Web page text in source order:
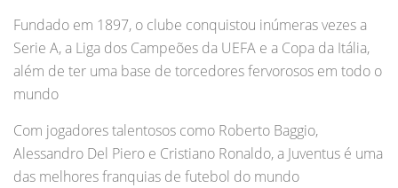
Fundado em 1897, o clube conquistou inúmeras vezes a
Serie A, a Liga dos Campeões da UEFA e a Copa da Itália,
além de ter uma base de torcedores fervorosos em todo o
mundo
Com jogadores talentosos como Roberto Baggio,
Alessandro Del Piero e Cristiano Ronaldo, a Juventus é uma
das melhores franquias de futebol do mundo